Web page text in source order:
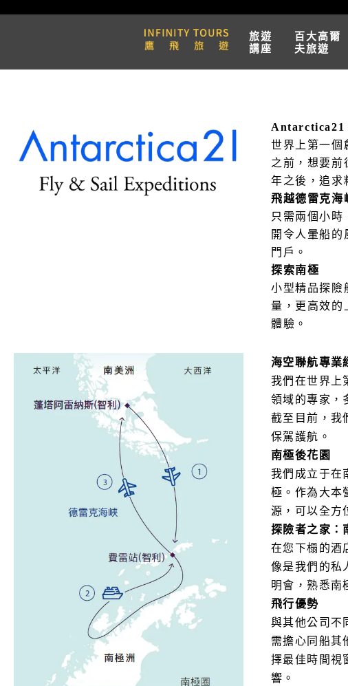
旅遊
講座
百大高爾
夫旅遊
Antarctica21
世界上第一個
之前，想要
年之後，追求
飛越德雷克海
只需兩個小
開令人暈船
門戶。
探索南極
小型精品探險
量，更高效
體驗。
海空聯航專業
我們在世界上
領域的專家，
截至目前，我
保駕護航。
南極後花園
我們成立于在
極。作為大本
源，可以全方
探險者之家：
在您下榻的酒
像是我們的私
明會，熟悉南
飛行優勢
與其他公司不
需擔心同船其
擇最佳時間視
響。